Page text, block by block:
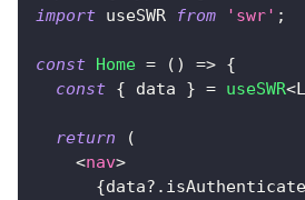
import useSWR from 'swr' ;
const Home = ( ) => {
const { data } = useSWR<
return
(
<nav>
{data?.